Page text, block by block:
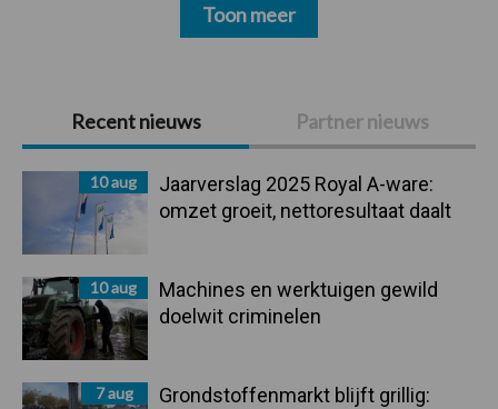
Primaire
Sidebar
Recent nieuws Partner nieuws
10 aug
Jaarverslag 2025 Royal A-ware:
omzet groeit, nettoresultaat daalt
10 aug
Machines en werktuigen gewild
doelwit criminelen
7 aug
Grondstoffenmarkt blijft grillig:
Toon meer